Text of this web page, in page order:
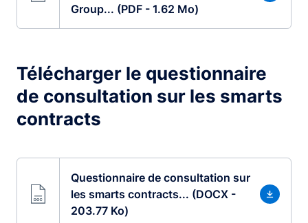
Group... (PDF - 1.62 Mo)
Télécharger le questionnaire
de consultation sur les smarts
contracts
Questionnaire de consultation sur
les smarts contracts... (DOCX -
203.77 Ko)